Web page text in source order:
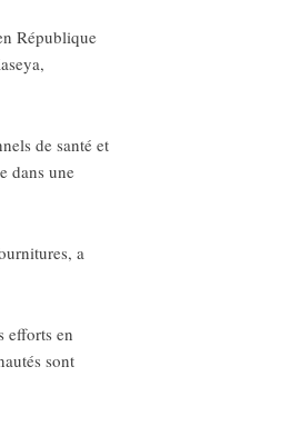
République
de santé et
dans une
a
efforts en
sont